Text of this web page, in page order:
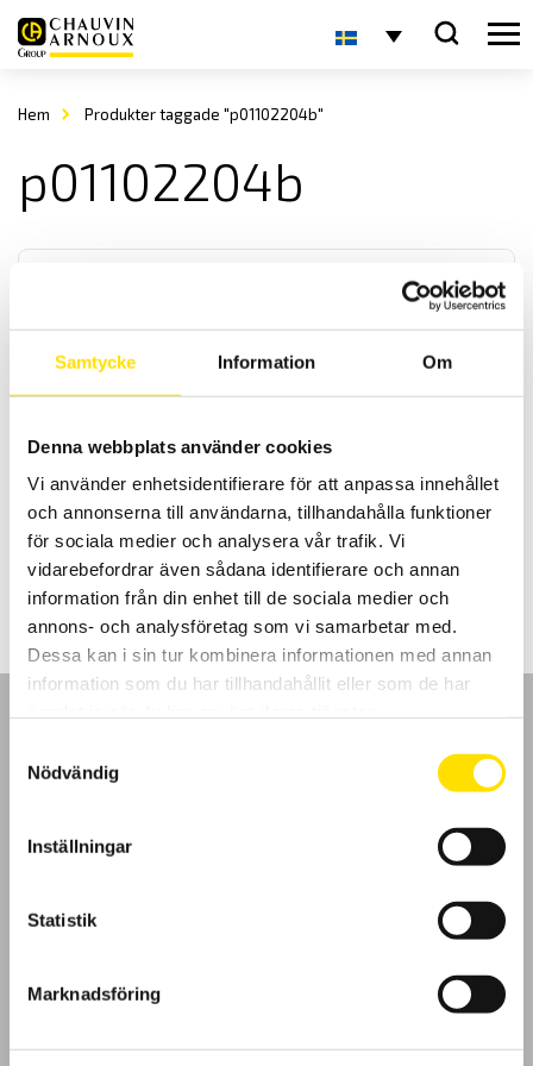
Samtycke Information Om
Denna webbplats använder cookies
Vi använder enhetsidentifierare för att anpassa innehållet
och annonserna till användarna, tillhandahålla funktioner
för sociala medier och analysera vår trafik. Vi
vidarebefordrar även sådana identifierare och annan
information från din enhet till de sociala medier och
annons- och analysföretag som vi samarbetar med.
Dessa kan i sin tur kombinera informationen med annan
information som du har tillhandahållit eller som de har
Nödvändig
Inställningar
Statistik
Marknadsföring
Hem Produkter taggade "p01102204b"
p01102204b
modellerna PEL 103 och PEL104. Praktisk vid längre loggningar då
instrumentet drivs av faserna du mäter på.
2,830.00kr LÄS MER
Kundundersökning